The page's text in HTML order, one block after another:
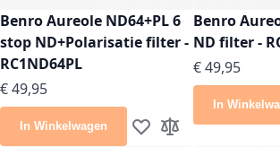
Benro Aureole ND64+PL 6
stop ND+Polarisatie filter -
RC1ND64PL
€ 49,95
In Winkelwagen Voeg toe aan
Toevoegen om te
Benro
ND filter -
€ 49,95
In